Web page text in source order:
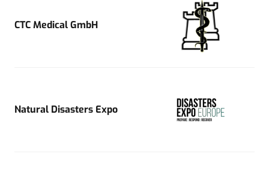
CTC Medical GmbH
Natural Disasters Expo